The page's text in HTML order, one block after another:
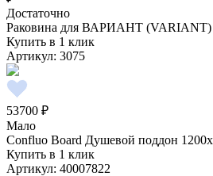
Достаточно
Раковина для ВАРИАНТ (VARIANT)
Купить в 1 клик
Артикул: 3075
53700 ₽
Мало
Confluo Board Душевой поддон
Купить в 1 клик
Артикул: 40007822